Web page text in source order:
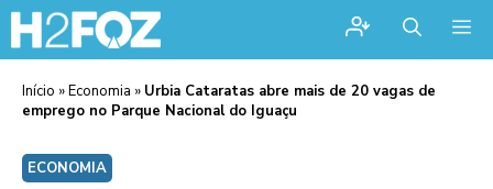
Início »Economia » Urbia Cataratas abre mais de 20 vagas de
emprego no Parque Nacional do Iguaçu
ECONOMIA